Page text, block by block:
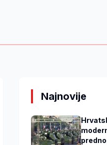
Najnovije